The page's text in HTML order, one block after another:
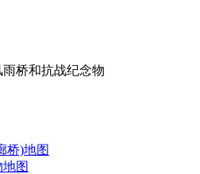
桥和抗战纪念物
桥)地图
图